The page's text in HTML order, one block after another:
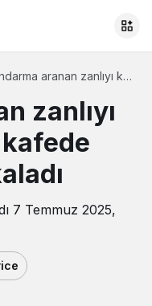
aranan zanlıyı kız
yakaladı
zanlıyı
kafede
7 Temmuz 2025,